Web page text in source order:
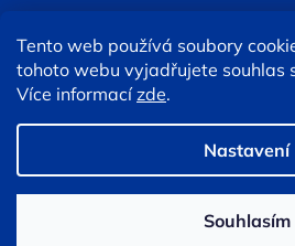
Tento web používá soubory
tohoto webu vyjadřujete souhlas
Více informacízde.
Nastavení
Souhlasím
Online platby:
Upravit